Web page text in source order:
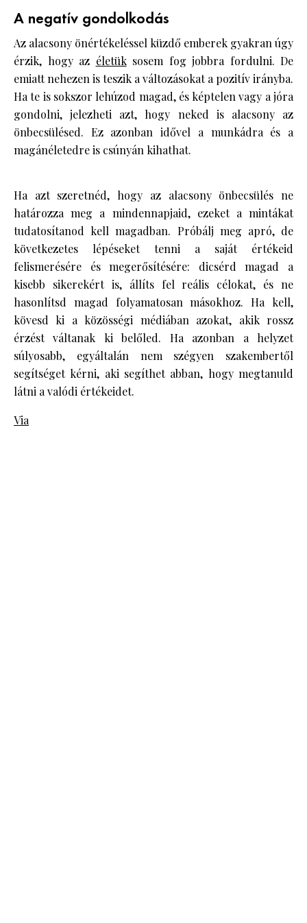
A negatív gondolkodás
Az alacsony önértékeléssel küzdő emberek gyakran úgy
érzik, hogy az életüksosem fog jobbra fordulni. De
emiatt nehezen is teszik a változásokat a pozitív irányba.
Ha te is sokszor lehúzod magad, és képtelen vagy a jóra
gondolni, jelezheti azt, hogy neked is alacsony az
önbecsülésed. Ez azonban idővel a munkádra és a
magánéletedre is csúnyán kihathat.
Ha azt szeretnéd, hogy az alacsony önbecsülés ne
határozza meg a mindennapjaid, ezeket a mintákat
tudatosítanod kell magadban. Próbálj meg apró, de
következetes lépéseket tenni a saját értékeid
felismerésére és megerősítésére: dicsérd magad a
kisebb sikerekért is, állíts fel reális célokat, és ne
hasonlítsd magad folyamatosan másokhoz. Ha kell,
kövesd ki a közösségi médiában azokat, akik rossz
érzést váltanak ki belőled. Ha azonban a helyzet
súlyosabb, egyáltalán nem szégyen szakembertől
segítséget kérni, aki segíthet abban, hogy megtanuld
látni a valódi értékeidet.
Via